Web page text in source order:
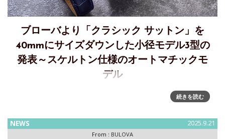
ブローバより「クラシック サットン」を
40mmにサイズダウンした小径モデル3型の
発表～スケルトン仕様のオートマチックモ
デル
ブローバ クラシック サットン～人気の自動巻きモデルからケ
ース径40mm の小径モデル3 型が11 月6 日発売予定時代を超
続きを読む
NEWS 2025.9.21
From : BULOVA